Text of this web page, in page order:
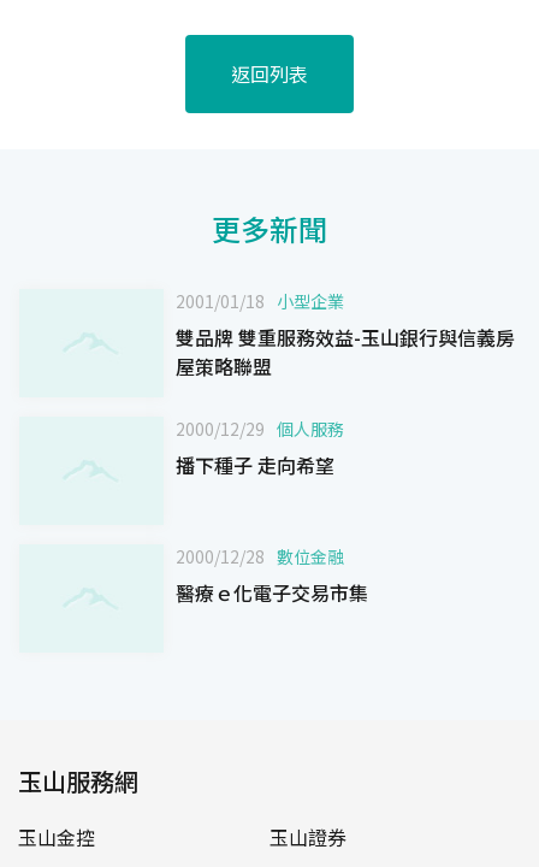
返回列表
更多新聞
2001/01/18 小型企業
雙品牌 雙重服務效益-玉山銀行與信義房
屋策略聯盟
2000/12/29 個人服務
播下種子 走向希望
2000/12/28 數位金融
醫療ｅ化電子交易市集
玉山服務網
玉山金控
玉山證券